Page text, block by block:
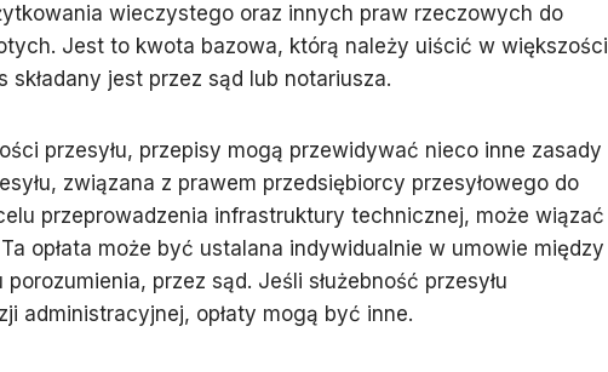
wieczystego oraz innych praw rzeczowych do
Jest to kwota bazowa, którą należy uiścić w większości
jest przez sąd lub notariusza.
przesyłu, przepisy mogą przewidywać nieco inne zasady
związana z prawem przedsiębiorcy przesyłowego do
przeprowadzenia infrastruktury technicznej, może wiązać
opłata może być ustalana indywidualnie w umowie między
przez sąd. Jeśli służebność przesyłu
administracyjnej, opłaty mogą być inne.